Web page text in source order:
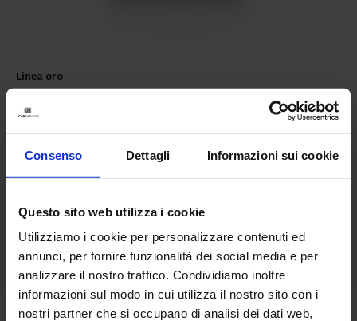
Consenso Dettagli Informazioni sui cookie
Questo sito web utilizza i cookie
Utilizziamo i cookie per personalizzare contenuti ed
annunci, per fornire funzionalità dei social media e per
analizzare il nostro traffico. Condividiamo inoltre
informazioni sul modo in cui utilizza il nostro sito con i
nostri partner che si occupano di analisi dei dati web,
Linea oro
12,90
Colori disponibili
Malva Blue scuroTortoraAntracite colori